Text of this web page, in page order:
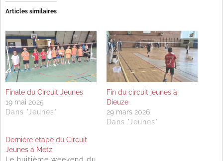
Articles similaires
Finale du Circuit Jeunes
19 mai 2025
Dans "Jeunes"
Fin du circuit jeunes à
Dieuze
29 mars 2026
Dans "Jeunes"
Dernière étape du Circuit
Jeunes à Metz